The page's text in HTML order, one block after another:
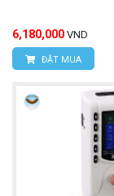
6,180,000 VND
ĐẶT MUA